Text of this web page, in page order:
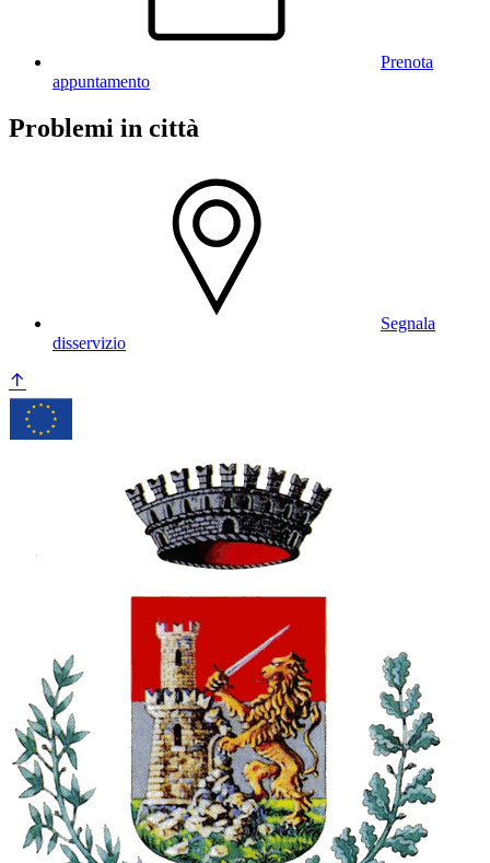
Prenota
appuntamento
Problemi in città
Segnala
disservizio